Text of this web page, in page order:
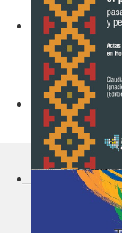
Héroes
espejo.
históricos y
la Edad Media
Las
Noreste de La
Investigaciones
de y con el
Ranquel :